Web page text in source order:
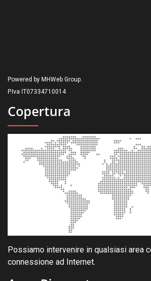
Powered by MHWeb Group.
P.Iva IT07334710014
Copertura
Possiamo intervenire in qualsiasi area
connessione ad Internet.